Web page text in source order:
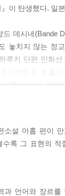
하바라. 그가 왜
이를 좋아해 그
여느 때처럼 이
가고, 주인공에
음으로 만난다.
』이 탄생했다.
드 데시네(Bande
놓치지 않는 정
루키 단편 만화
를 살렸다. 작품
집합
의 손을 거쳐 국
가로서의 공력과
소설 아홉 편이
수록 그 표현의
과 언어와 장르